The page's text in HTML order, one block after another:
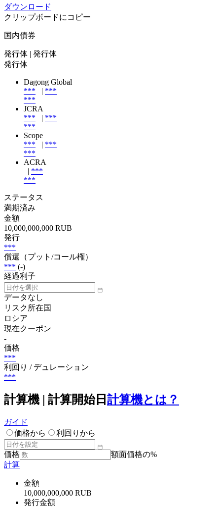
ダウンロード
クリップボードにコピー
国内債券
発行体 | 発行体
発行体
Dagong Global
***
| ***
***
JCRA
***
| ***
***
Scope
***
| ***
***
ACRA
| ***
***
ステータス
満期済み
金額
10,000,000,000 RUB
発行
***
償還（プット/コール権）
*** (-)
経過利子
データなし
リスク所在国
ロシア
現在クーポン
-
価格
***
利回り / デュレーション
***
計算機 | 計算開始日 計算機とは？
ガイド
価格から
利回りから
価格
額面価格の%
計算
金額
10,000,000,000 RUB
発行金額